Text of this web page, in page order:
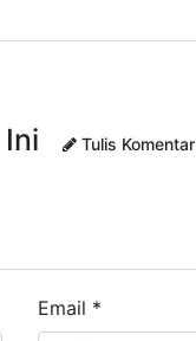
Tulis Komentar
Email *